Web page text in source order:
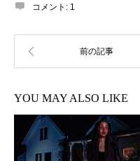
コメント: 1
YOU MAY ALSO LIKE